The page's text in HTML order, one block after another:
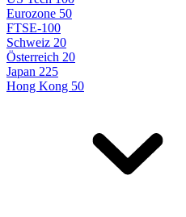
Eurozone 50
FTSE-100
Schweiz 20
Österreich 20
Japan 225
Hong Kong 50